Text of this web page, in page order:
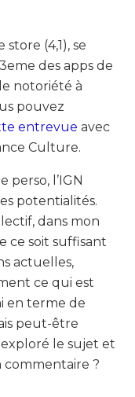
(4,1), se
des apps de
notoriété à
pouvez
entrevue avec
Culture.
perso, l’IGN
potentialités.
dans mon
ce soit suffisant
actuelles,
ce qui est
en terme de
peut-être
le sujet et
?